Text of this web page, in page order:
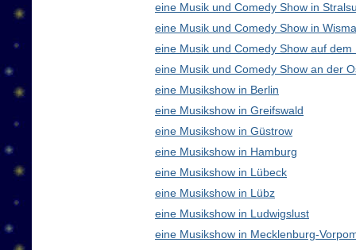
eine Musik und Comedy Show in
eine Musik und Comedy Show in
eine Musik und Comedy Show auf dem
eine Musik und Comedy Show an der
eine Musikshow in Berlin
eine Musikshow in Greifswald
eine Musikshow in Güstrow
eine Musikshow in Hamburg
eine Musikshow in Lübeck
eine Musikshow in Lübz
eine Musikshow in Ludwigslust
eine Musikshow in Mecklenburg-